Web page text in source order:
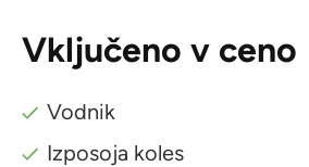
Vključeno v ceno
Vodnik
Izposoja koles